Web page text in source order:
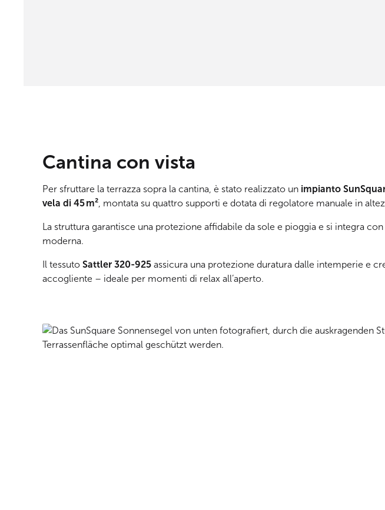
Cantina con vista
Per sfruttare la terrazza sopra la cantina, è stato realizzato un impianto
vela di 45 m², montata su quattro supporti e dotata di regolatore manuale in
La struttura garantisce una protezione affidabile da sole e pioggia e si integra
moderna.
Il tessuto Sattler 320-925 assicura una protezione duratura dalle intemperie e
accogliente – ideale per momenti di relax all’aperto.